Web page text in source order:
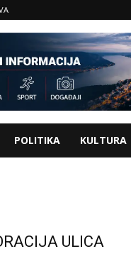
POLITIKA KULTURA
ULICA